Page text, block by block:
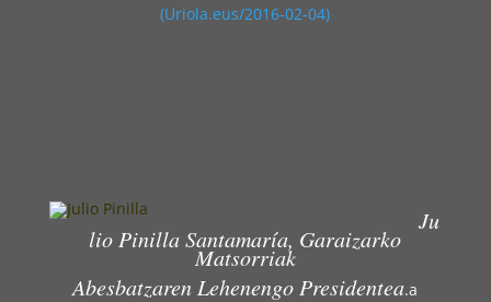
(Uriola.eus/2016-02-04)
Ju
lio Pinilla Santamaría, Garaizarko
Matsorriak
Abesbatzaren Lehenengo Presidentea.a